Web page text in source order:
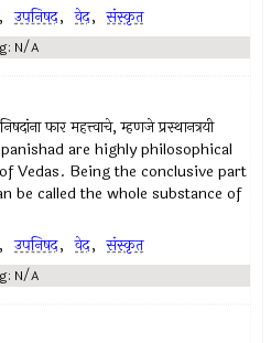
, उपनिषद‌, वेद, संस्कृत
N/A
फार महत्त्वाचे, म्हणजे प्रस्थानत्रयी
are highly philosophical
Vedas. Being the conclusive part
be called the whole substance of
, उपनिषद‌, वेद, संस्कृत
N/A